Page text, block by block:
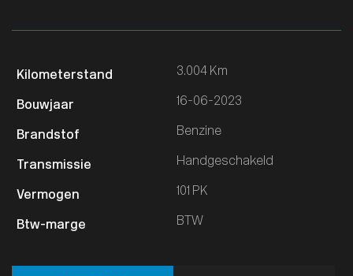
3.004 Km
16-06-2023
Benzine
Handgeschakeld
101 PK
BTW